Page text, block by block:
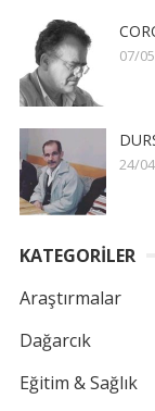
07/
24/
KATEGORİLER
Araştırmalar
Dağarcık
Eğitim & Sağlık